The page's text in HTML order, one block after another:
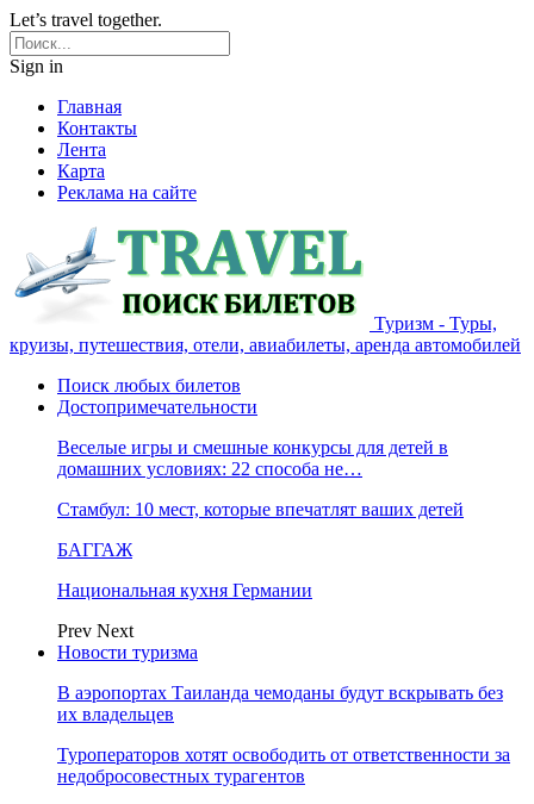
Let’s travel together.
Sign in
Главная
Контакты
Лента
Карта
Реклама на сайте
Туризм - Туры,
круизы, путешествия, отели, авиабилеты, аренда автомобилей
Поиск любых билетов
Достопримечательности
Веселые игры и смешные конкурсы для детей в
домашних условиях: 22 способа не…
Стамбул: 10 мест, которые впечатлят ваших детей
БАГГАЖ
Национальная кухня Германии
Prev Next
Новости туризма
В аэропортах Таиланда чемоданы будут вскрывать без
их владельцев
Туроператоров хотят освободить от ответственности за
недобросовестных турагентов